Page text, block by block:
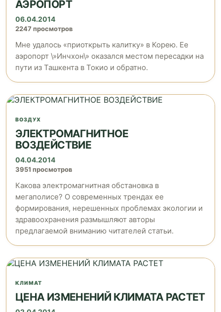
АЭРОПОРТ
06.04.2014
2247 просмотров
Мне удалось «приоткрыть калитку» в Корею. Ее
аэропорт \»Инчхон\» оказался местом пересадки на
пути из Ташкента в Токио и обратно.
ВОЗДУХ
ЭЛЕКТРОМАГНИТНОЕ
ВОЗДЕЙСТВИЕ
04.04.2014
3951 просмотров
Какова электромагнитная обстановка в
мегаполисе? О современных трендах ее
формирования, нерешенных проблемах экологии и
здравоохранения размышляют авторы
предлагаемой вниманию читателей статьи.
КЛИМАТ
ЦЕНА ИЗМЕНЕНИЙ КЛИМАТА РАСТЕТ